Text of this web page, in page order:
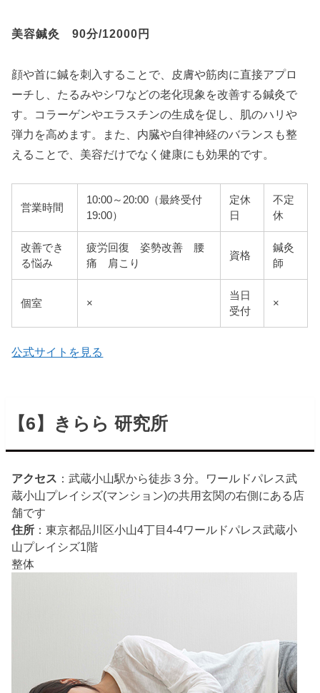
美容鍼灸 90分/12000円
顔や首に鍼を刺入することで、皮膚や筋肉に直接アプロ
ーチし、たるみやシワなどの老化現象を改善する鍼灸で
す。コラーゲンやエラスチンの生成を促し、肌のハリや
弾力を高めます。また、内臓や自律神経のバランスも整
えることで、美容だけでなく健康にも効果的です。
営業時間
10:00～20:00（最終受付
19:00）
定休
日
不定
休
改善でき
る悩み
疲労回復 姿勢改善 腰
痛 肩こり
資格
鍼灸
師
個室 ×
当日
受付
×
公式サイトを見る
【6】きらら 研究所
アクセス ：武蔵小山駅から徒歩３分。ワールドパレス武
蔵小山プレイシズ(マンション)の共用玄関の右側にある店
舗です
住所 ：東京都品川区小山4丁目4-4ワールドパレス武蔵小
山プレイシズ1階
整体